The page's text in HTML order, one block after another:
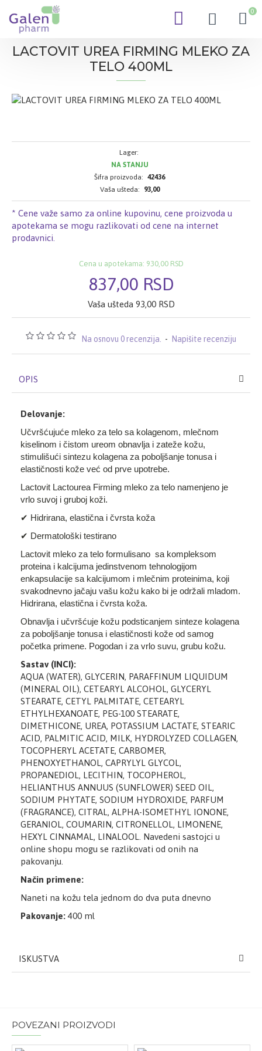
0
LACTOVIT UREA FIRMING MLEKO ZA
TELO 400ML
Na osnovu 0 recenzija. - Napišite recenziju
* Cene važe samo za online kupovinu, cene proizvoda u
apotekama se mogu razlikovati od cene na internet
prodavnici.
837,00 RSD
Cena u apotekama: 930,00 RSD
Vaša ušteda 93,00 RSD
Lager:
NA STANJU
Šifra proizvoda: 42436
Vaša ušteda:
93,00
OPIS
Delovanje:
Učvršćujuće mleko za telo sa kolagenom, mlečnom
kiselinom i čistom ureom obnavlja i zateže kožu,
stimulišući sintezu kolagena za poboljšanje tonusa i
elastičnosti kože već od prve upotrebe.
Lactovit Lactourea Firming mleko za telo namenjeno je
vrlo suvoj i gruboj koži.
✔ Hidrirana, elastična i čvrsta koža
✔ Dermatološki testirano
Lactovit mleko za telo formulisano sa kompleksom
proteina i kalcijuma jedinstvenom tehnologijom
enkapsulacije sa kalcijumom i mlečnim proteinima, koji
svakodnevno jačaju vašu kožu kako bi je održali mladom.
Hidrirana, elastična i čvrsta koža.
Obnavlja i učvršćuje kožu podsticanjem sinteze kolagena
za poboljšanje tonusa i elastičnosti kože od samog
početka primene. Pogodan i za vrlo suvu, grubu kožu.
Sastav (INCI):
AQUA (WATER), GLYCERIN, PARAFFINUM LIQUIDUM
(MINERAL OIL), CETEARYL ALCOHOL, GLYCERYL
STEARATE, CETYL PALMITATE, CETEARYL
ETHYLHEXANOATE, PEG-100 STEARATE,
DIMETHICONE, UREA, POTASSIUM LACTATE, STEARIC
ACID, PALMITIC ACID, MILK, HYDROLYZED COLLAGEN,
TOCOPHERYL ACETATE, CARBOMER,
PHENOXYETHANOL, CAPRYLYL GLYCOL,
PROPANEDIOL, LECITHIN, TOCOPHEROL,
HELIANTHUS ANNUUS (SUNFLOWER) SEED OIL,
SODIUM PHYTATE, SODIUM HYDROXIDE, PARFUM
(FRAGRANCE), CITRAL, ALPHA-ISOMETHYL IONONE,
GERANIOL, COUMARIN, CITRONELLOL, LIMONENE,
HEXYL CINNAMAL, LINALOOL. Navedeni sastojci u
online shopu mogu se razlikovati od onih na
pakovanju.
Način primene:
Naneti na kožu tela jednom do dva puta dnevno
Pakovanje:400 ml
ISKUSTVA
POVEZANI PROIZVODI